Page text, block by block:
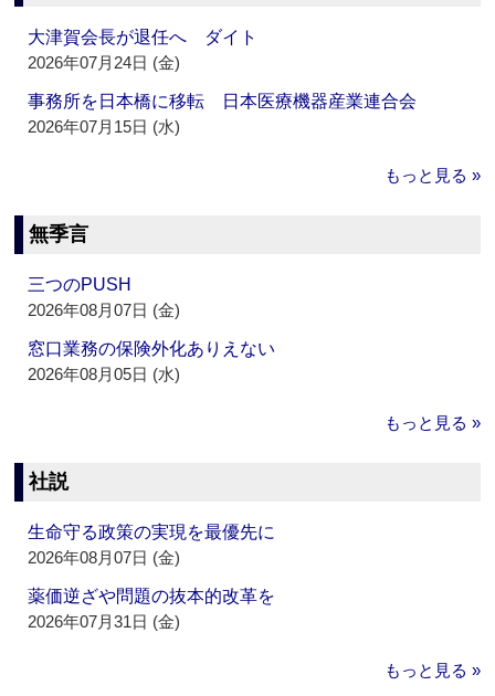
大津賀会長が退任へ ダイト
2026年07月24日 (金)
事務所を日本橋に移転 日本医療機器産業連合会
2026年07月15日 (水)
もっと見る »
無季言
三つのPUSH
2026年08月07日 (金)
窓口業務の保険外化ありえない
2026年08月05日 (水)
もっと見る »
社説
生命守る政策の実現を最優先に
2026年08月07日 (金)
薬価逆ざや問題の抜本的改革を
2026年07月31日 (金)
もっと見る »